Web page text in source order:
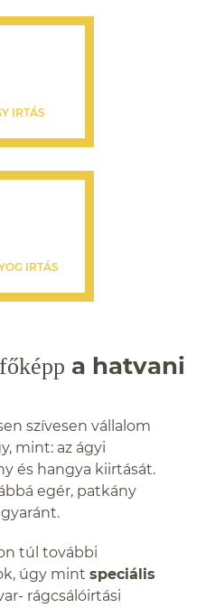
IRTÁS
IRTÁS
főképp a hatvani
szívesen vállalom
mint: az ágyi
és hangya kiirtását.
egér, patkány
túl további
úgy mint speciális
rágcsálóirtási